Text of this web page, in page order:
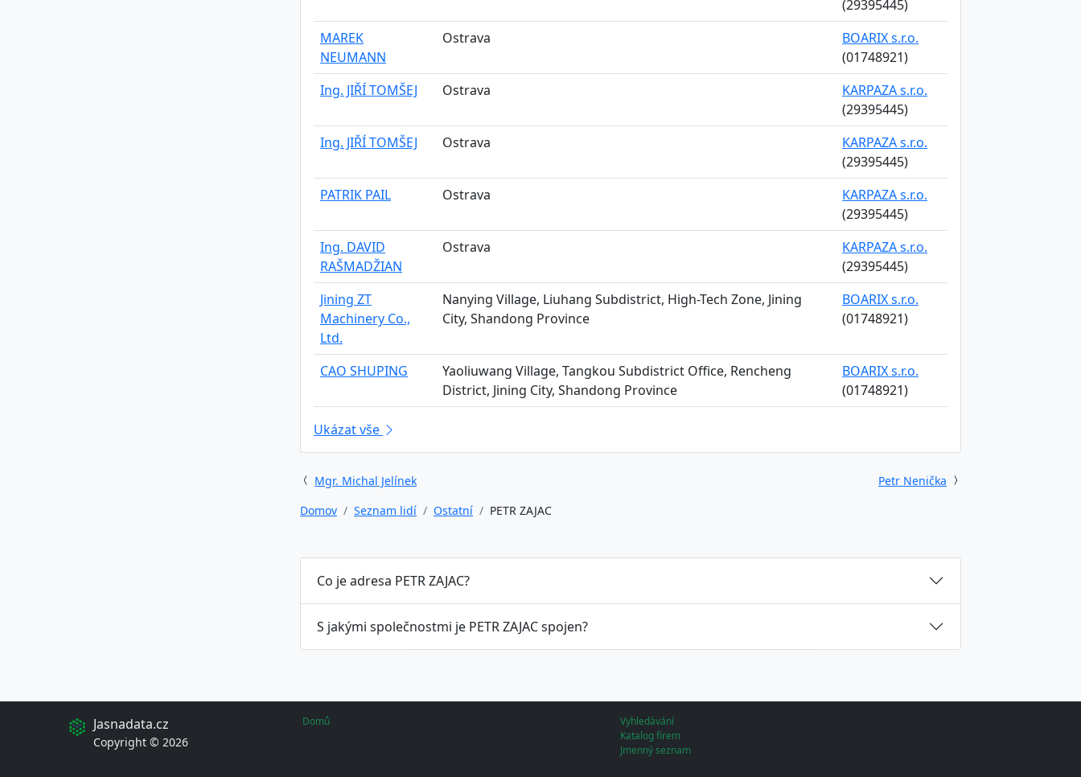
(29395445)
MAREK
NEUMANN
Ostrava
BOARIX s.r.o.
(01748921)
Ing. JIŘÍ TOMŠEJ
Ostrava
KARPAZA s.r.o.
(29395445)
Ing. JIŘÍ TOMŠEJ
Ostrava
KARPAZA s.r.o.
(29395445)
PATRIK PAIL
Ostrava
KARPAZA s.r.o.
(29395445)
Ing. DAVID
RAŠMADŽIAN
Ostrava
KARPAZA s.r.o.
(29395445)
Jining ZT
Machinery Co.,
Ltd.
Nanying Village, Liuhang Subdistrict, High-Tech Zone, Jining
City, Shandong Province
BOARIX s.r.o.
(01748921)
CAO SHUPING
Yaoliuwang Village, Tangkou Subdistrict Office, Rencheng
District, Jining City, Shandong Province
BOARIX s.r.o.
(01748921)
Ukázat vše
Mgr. Michal Jelínek
Petr Nenička
Domov
Seznam lidí Ostatní PETR ZAJAC
Co je adresa PETR ZAJAC?
S jakými společnostmi je PETR ZAJAC spojen?
Jasnadata.cz
Copyright © 2026
Domů
Vyhledávání
Katalog firem
Jmenný seznam